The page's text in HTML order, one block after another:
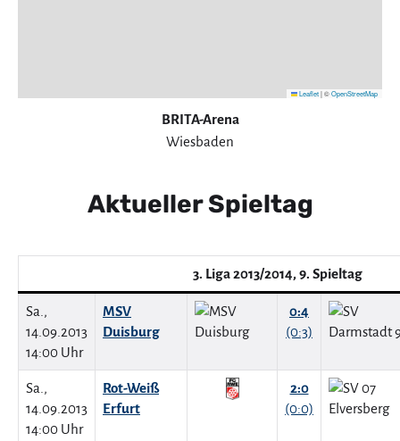
Leaflet|©OpenStreetMap
BRITA-Arena
Wiesbaden
Aktueller Spieltag
3. Liga 2013/2014, 9. Spieltag
Sa.,
14.09.2013
14:00 Uhr
MSV
Duisburg
0:4
(0:3)
Sa.,
14.09.2013
14:00 Uhr
Rot-Weiß
Erfurt
2:0
(0:0)